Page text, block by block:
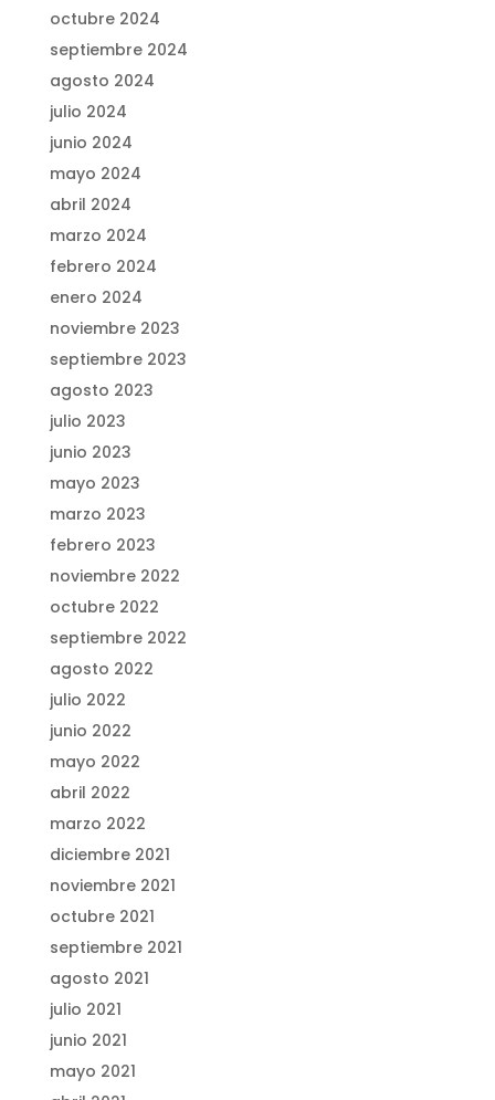
octubre 2024
septiembre 2024
agosto 2024
julio 2024
junio 2024
mayo 2024
abril 2024
marzo 2024
febrero 2024
enero 2024
noviembre 2023
septiembre 2023
agosto 2023
julio 2023
junio 2023
mayo 2023
marzo 2023
febrero 2023
noviembre 2022
octubre 2022
septiembre 2022
agosto 2022
julio 2022
junio 2022
mayo 2022
abril 2022
marzo 2022
diciembre 2021
noviembre 2021
octubre 2021
septiembre 2021
agosto 2021
julio 2021
junio 2021
mayo 2021